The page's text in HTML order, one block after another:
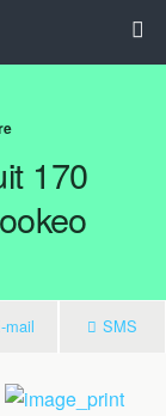
170
mail SMS